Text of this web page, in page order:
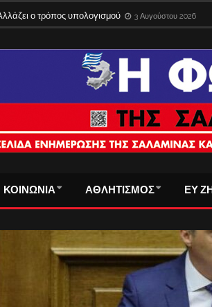
ο τρόπος υπολογισμού 3 Αυγούστου 2026
ΚΟΙΝΩΝΙΑ ΑΘΛΗΤΙΣΜΟΣ ΕΥ